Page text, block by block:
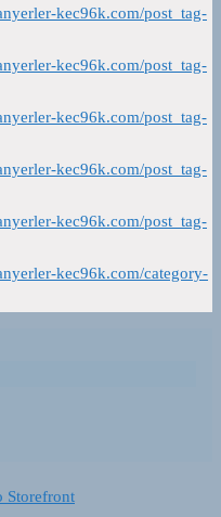
kec96k.com/post_tag-
kec96k.com/post_tag-
kec96k.com/post_tag-
kec96k.com/post_tag-
kec96k.com/post_tag-
kec96k.com/category-
Storefront